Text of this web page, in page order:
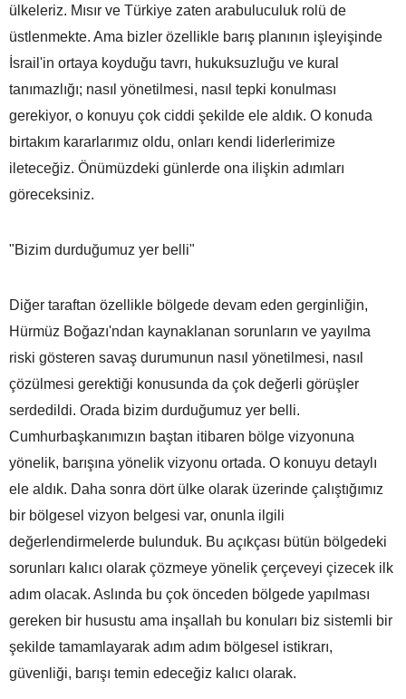
ülkeleriz. Mısır ve Türkiye zaten arabuluculuk rolü de
üstlenmekte. Ama bizler özellikle barış planının işleyişinde
İsrail'in ortaya koyduğu tavrı, hukuksuzluğu ve kural
tanımazlığı; nasıl yönetilmesi, nasıl tepki konulması
gerekiyor, o konuyu çok ciddi şekilde ele aldık. O konuda
birtakım kararlarımız oldu, onları kendi liderlerimize
ileteceğiz. Önümüzdeki günlerde ona ilişkin adımları
göreceksiniz.
"Bizim durduğumuz yer belli"
Diğer taraftan özellikle bölgede devam eden gerginliğin,
Hürmüz Boğazı'ndan kaynaklanan sorunların ve yayılma
riski gösteren savaş durumunun nasıl yönetilmesi, nasıl
çözülmesi gerektiği konusunda da çok değerli görüşler
serdedildi. Orada bizim durduğumuz yer belli.
Cumhurbaşkanımızın baştan itibaren bölge vizyonuna
yönelik, barışına yönelik vizyonu ortada. O konuyu detaylı
ele aldık. Daha sonra dört ülke olarak üzerinde çalıştığımız
bir bölgesel vizyon belgesi var, onunla ilgili
değerlendirmelerde bulunduk. Bu açıkçası bütün bölgedeki
sorunları kalıcı olarak çözmeye yönelik çerçeveyi çizecek ilk
adım olacak. Aslında bu çok önceden bölgede yapılması
gereken bir husustu ama inşallah bu konuları biz sistemli bir
şekilde tamamlayarak adım adım bölgesel istikrarı,
güvenliği, barışı temin edeceğiz kalıcı olarak.